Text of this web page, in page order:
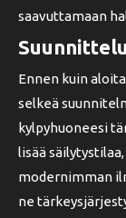
saavuttamaan
Ennen kuin
selkeä
kylpyhuoneesi
lisää
modernimman
ne